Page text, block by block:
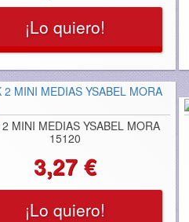
¡Lo quiero!
2 MINI MEDIAS YSABEL MORA
15120
3,27 €
¡Lo quiero!